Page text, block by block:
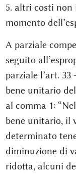
5. altri costi
momento
A parziale
seguito
parziale l’art.
bene unitario
al comma 1:
bene unitario, il
determinato
diminuzione di
ridotta, alcuni